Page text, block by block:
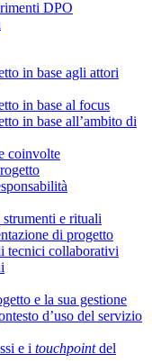
DPO
in base agli attori
in base al focus
in base all’ambito di
coinvolte
e rituali
di progetto
tecnici collaborativi
e la sua gestione
d’uso del servizio
e i touchpointdel